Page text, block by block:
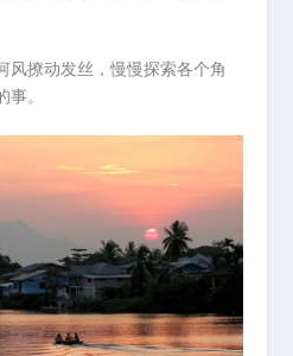
风撩动发丝，慢慢探索各个角
。